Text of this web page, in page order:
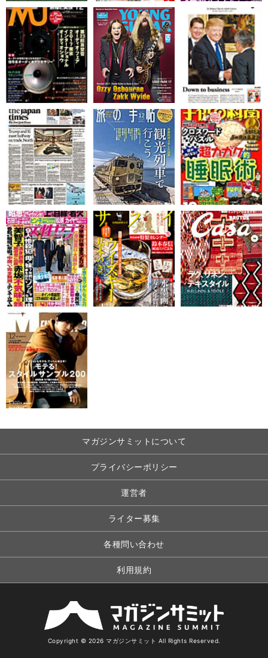
マガジンサミットについて
プライバシーポリシー
運営者
ライター募集
各種問い合わせ
利用規約
Copyright © 2026 マガジンサミット All Rights Reserved.